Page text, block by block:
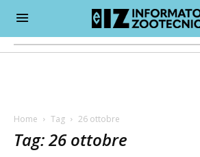
Home Tag 26 ottobre
Tag: 26 ottobre